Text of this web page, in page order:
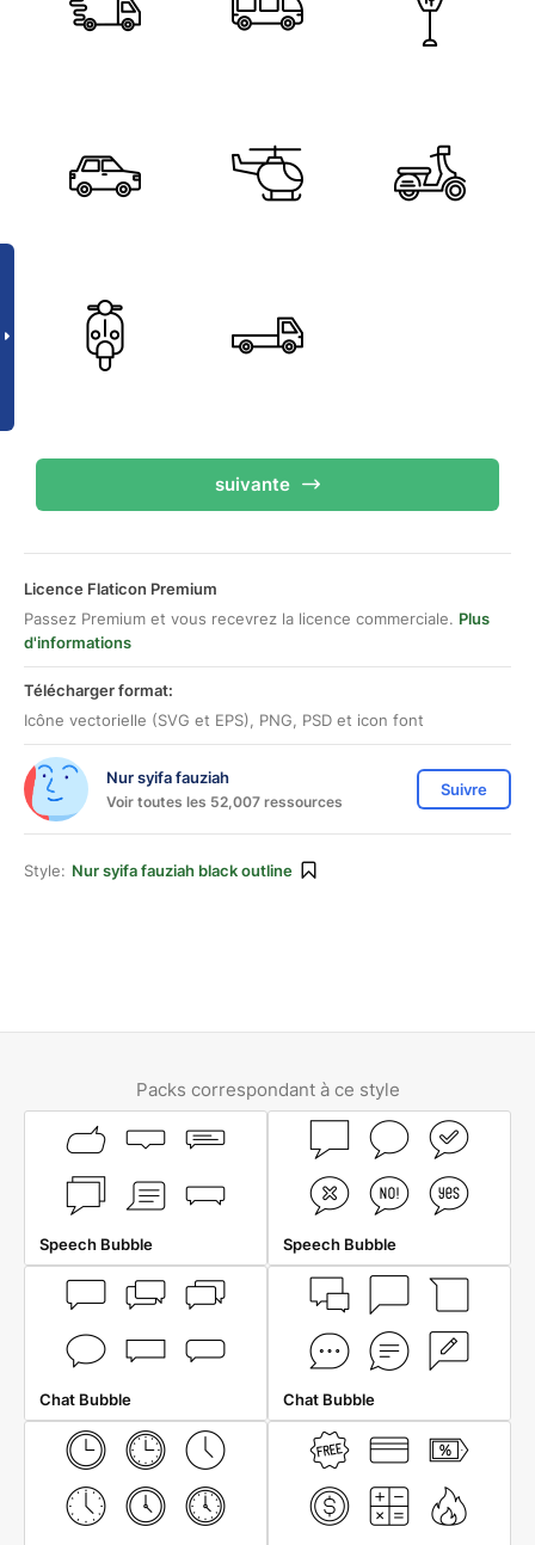
suivante
Licence Flaticon Premium
Passez Premium et vous recevrez la licence commerciale. Plus
d'informations
Télécharger format:
Icône vectorielle (SVG et EPS), PNG, PSD et icon font
Nur syifa fauziah
Voir toutes les 52,007 ressources
Suivre
Style: Nur syifa fauziah black outline
Packs correspondant à ce style
Speech Bubble Speech Bubble
Chat Bubble Chat Bubble